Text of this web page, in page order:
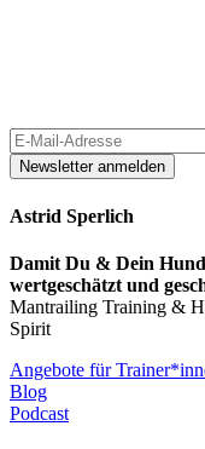
Newsletter anmelden
Astrid Sperlich
Damit Du & Dein Hund
wertgeschätzt und
Mantrailing Training &
Spirit
Angebote für
Blog
Podcast